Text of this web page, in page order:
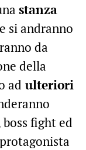
stanza
si andranno
da
della
ad ulteriori
fight ed